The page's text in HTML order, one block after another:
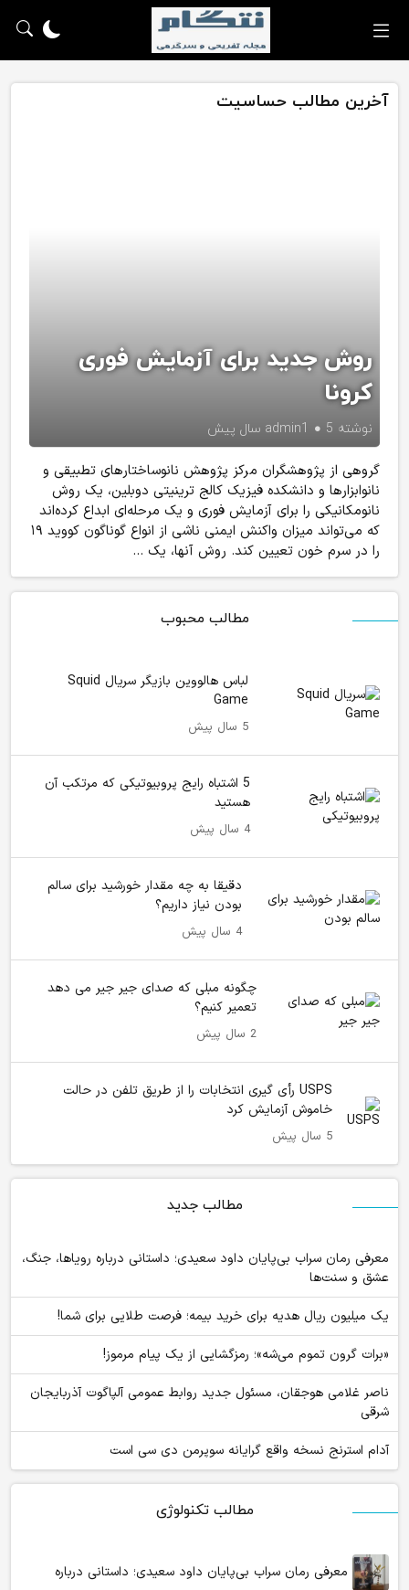
مطالب تکنولوژی
معرفی رمان سراب بی‌پایان داود سعیدی؛ داستانی درباره
آخرین مطالب حساسیت
روش جدید برای آزمایش فوری
کرونا
نوشته admin1 5 سال پیش
گروهی از پژوهشگران مرکز پژوهش نانوساختارهای تطبیقی و
نانوابزارها و دانشکده فیزیک کالج ترینیتی دوبلین، یک روش
نانومکانیکی را برای آزمایش‌ فوری و یک مرحله‌ای ابداع کرده‌اند
که می‌تواند میزان واکنش ایمنی ناشی از انواع گوناگون کووید ۱۹
را در سرم خون تعیین کند. روش آنها، یک ...
مطالب محبوب
لباس هالووین بازیگر سریال Squid
Game
5 سال پیش
5 اشتباه رایج پروبیوتیکی که مرتکب آن
هستید
4 سال پیش
دقیقا به چه مقدار خورشید برای سالم
بودن نیاز داریم؟
4 سال پیش
چگونه مبلی که صدای جیر جیر می دهد
تعمیر کنیم؟
2 سال پیش
USPS رأی گیری انتخابات را از طریق تلفن در حالت
خاموش آزمایش کرد
5 سال پیش
مطالب جدید
معرفی رمان سراب بی‌پایان داود سعیدی؛ داستانی درباره رویاها، جنگ،
عشق و سنت‌ها
یک میلیون ریال هدیه برای خرید بیمه؛ فرصت طلایی برای شما!
«برات گرون تموم می‌شه»؛ رمزگشایی از یک پیام مرموز!
ناصر غلامی هوجقان، مسئول جدید روابط عمومی آلپاگوت آذربایجان
شرقی
آدام استرنج نسخه واقع گرایانه سوپرمن دی سی است